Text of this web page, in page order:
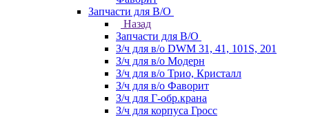
Запчасти для В/О
Назад
Запчасти для В/О
З/ч для в/о DWM 31, 41, 101S, 201
З/ч для в/о Модерн
З/ч для в/о Трио, Кристалл
З/ч для в/о Фаворит
З/ч для Г-обр.крана
З/ч для корпуса Гросс